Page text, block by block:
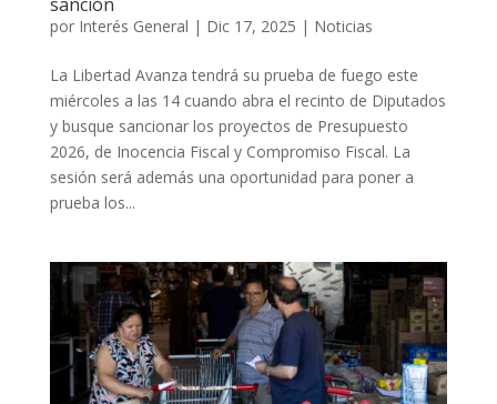
por Interés General | Dic 17, 2025 | Noticias
La Libertad Avanza tendrá su prueba de fuego este
miércoles a las 14 cuando abra el recinto de Diputados
y busque sancionar los proyectos de Presupuesto
2026, de Inocencia Fiscal y Compromiso Fiscal. La
sesión será además una oportunidad para poner a
prueba los...